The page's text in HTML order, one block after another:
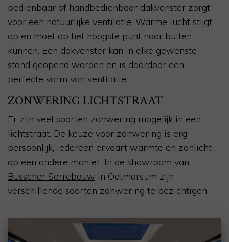
bedienbaar of handbedienbaar dakvenster zorgt
voor een natuurlijke ventilatie. Warme lucht stijgt
op en moet op het hoogste punt naar buiten
kunnen. Een dakvenster kan in elke gewenste
stand geopend worden en is daardoor een
perfecte vorm van ventilatie.
ZONWERING LICHTSTRAAT
Er zijn veel soorten zonwering mogelijk in een
lichtstraat. De keuze voor zonwering is erg
persoonlijk, iedereen ervaart warmte en zonlicht
op een andere manier. In de showroom van
Busscher Serrebouw in Ootmarsum zijn
verschillende soorten zonwering te bezichtigen.